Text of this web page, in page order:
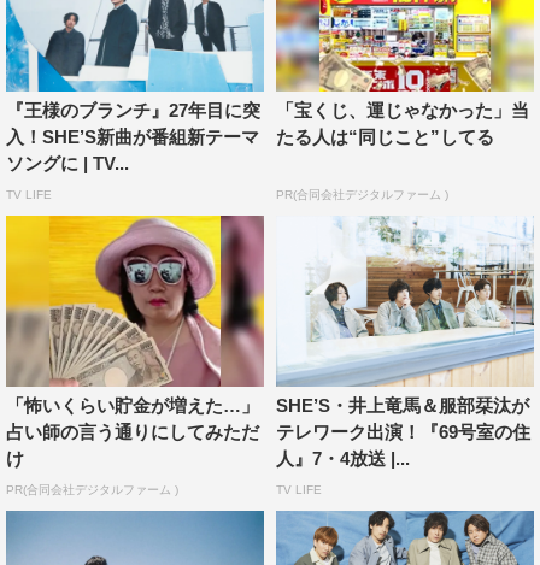
『王様のブランチ』27年目に突
入！SHE’S新曲が番組新テーマ
ソングに | TV...
TV LIFE
「宝くじ、運じゃなかった」当
たる人は“同じこと”してる
PR(合同会社デジタルファーム )
「怖いくらい貯金が増えた…」
占い師の言う通りにしてみただ
け
PR(合同会社デジタルファーム )
SHE’S・井上竜馬＆服部栞汰が
テレワーク出演！『69号室の住
人』7・4放送 |...
TV LIFE